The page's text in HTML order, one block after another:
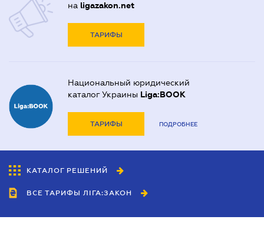
на ligazakon.net
ТАРИФЫ
Национальный юридический
каталог Украины Liga:BOOK
ТАРИФЫ ПОДРОБНЕЕ
КАТАЛОГ РЕШЕНИЙ
ВСЕ ТАРИФЫ ЛІГА:ЗАКОН